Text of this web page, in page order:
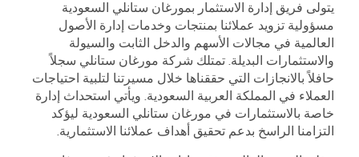
يتولى فريق إدارة الاستثمار بمورغان ستانلي السعودية
مسؤولية تزويد عملائنا بمنتجات وخدمات إدارة الأصول
العالمية في مجالات الأسهم والدخل الثابت والسيولة
والاستثمارات البديلة. تمتلك شركة مورغان ستانلي سجلاً
حافلاً بالانجازات التي حققناها خلال مسيرتنا لتلبية احتياجات
العملاء في المملكة العربية السعودية. ويأتي استحداث إدارة
خاصة بالاستثمارات في مورغان ستانلي السعودية ليؤكد
التزامنا الراسخ بدعم تحقيق أهداف عملائنا الاستثمارية.